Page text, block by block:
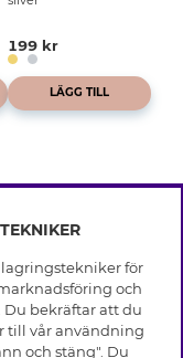
199 kr
LÄGG TILL
för
och
Du bekräftar att du
till vår användning
och stäng". Du